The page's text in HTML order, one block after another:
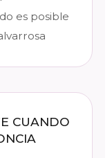
es posible
CUANDO